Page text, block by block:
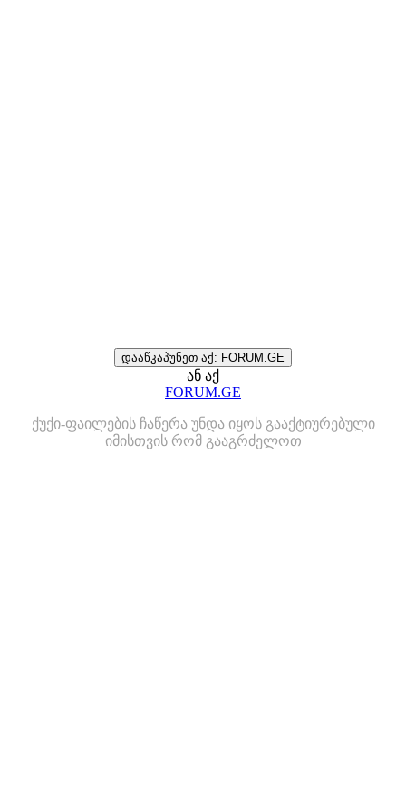
დააწკაპუნეთ აქ: FORUM.GE
ან აქ
FORUM.GE
ქუქი-ფაილების ჩაწერა უნდა იყოს გააქტიურებული
იმისთვის რომ გააგრძელოთ